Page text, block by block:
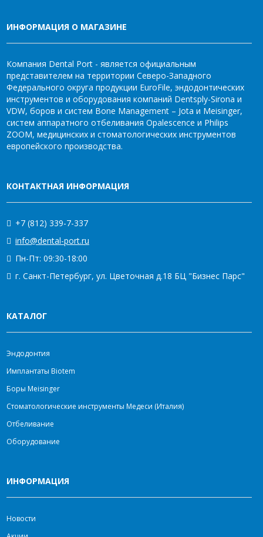
ИНФОРМАЦИЯ О МАГАЗИНЕ
Компания Dental Port - является официальным
представителем на территории Северо-Западного
Федерального округа продукции EuroFile, эндодонтических
инструментов и оборудования компаний Dentsply-Sirona и
VDW, боров и систем Bone Management – Jota и Meisinger,
систем аппаратного отбеливания Opalescence и Philips
ZOOM, медицинских и стоматологических инструментов
европейского производства.
КОНТАКТНАЯ ИНФОРМАЦИЯ
+7 (812) 339-7-337
info@dental-port.ru
Пн-Пт: 09:30-18:00
г. Санкт-Петербург, ул. Цветочная д.18 БЦ "Бизнес Парс"
КАТАЛОГ
Эндодонтия
Имплантаты Biotem
Боры Meisinger
Стоматологические инструменты Медеси (Италия)
Отбеливание
Оборудование
ИНФОРМАЦИЯ
Новости